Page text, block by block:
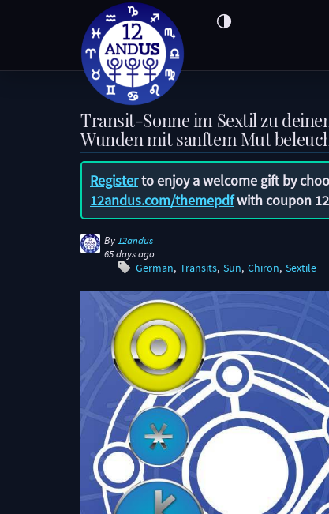
Transit-Sonne im Sextil zu
Wunden mit sanftem Mut
Registerto enjoy a welcome gift by
12andus.com/themepdfwith coupon
By 12andus
65 days ago
German Transits Sun Chiron Sextile